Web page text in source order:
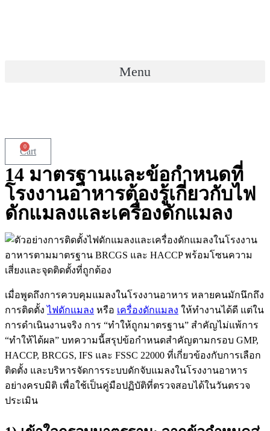
Menu
0
Cart
14 มาตรฐานและข้อกำหนดที่
โรงงานอาหารต้องรู้เกี่ยวกับไฟ
ดักแมลงและเครื่องดักแมลง
เมื่อพูดถึงการควบคุมแมลงในโรงงานอาหาร หลายคนมักนึกถึง
การติดตั้งไฟดักแมลง หรือ เครื่องดักแมลง ให้ทำงานได้ดี แต่ใน
การดำเนินงานจริง การ “ทำให้ถูกมาตรฐาน” สำคัญไม่แพ้การ
“ทำให้ได้ผล” บทความนี้สรุปข้อกำหนดสำคัญตามกรอบ GMP,
HACCP, BRCGS, IFS และ FSSC 22000 ที่เกี่ยวข้องกับการเลือก
ติดตั้ง และบริหารจัดการระบบดักจับแมลงในโรงงานอาหาร
อย่างครบมิติ เพื่อใช้เป็นคู่มือปฏิบัติที่ตรวจสอบได้ในวันตรวจ
ประเมิน